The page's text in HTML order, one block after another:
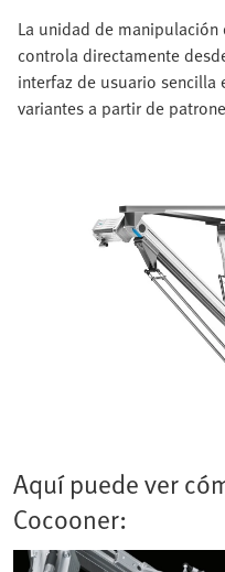
La unidad de
controla directamente
interfaz de usuario
variantes a partir de
Aquí puede ver
Cocooner: